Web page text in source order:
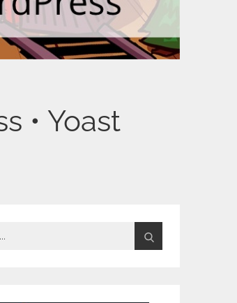
• Yoast